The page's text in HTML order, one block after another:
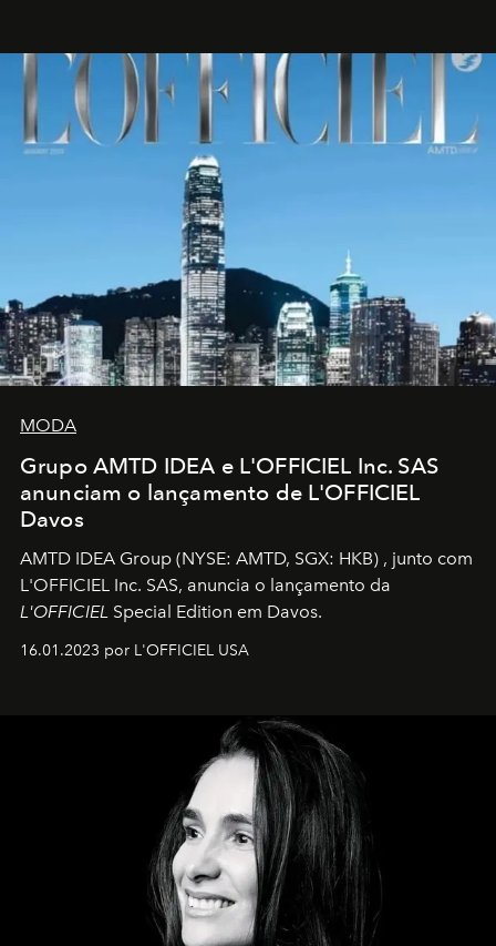
MODA
Grupo AMTD IDEA e L'OFFICIEL Inc. SAS
anunciam o lançamento de L'OFFICIEL
Davos
AMTD IDEA Group (NYSE: AMTD, SGX: HKB) , junto com
L'OFFICIEL Inc. SAS, anuncia o lançamento da
L'OFFICIEL Special Edition em Davos.
16.01.2023 por L'OFFICIEL USA